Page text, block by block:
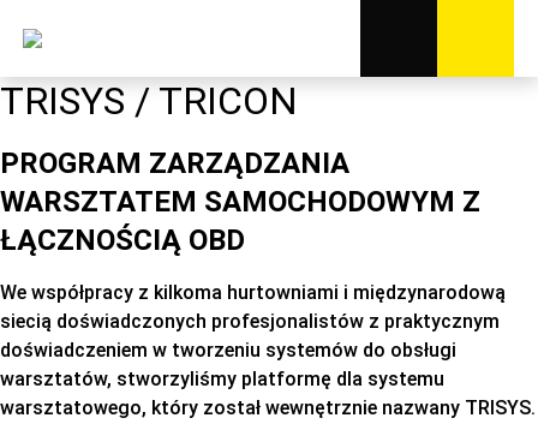
TRISYS / TRICON
PROGRAM ZARZĄDZANIA
WARSZTATEM SAMOCHODOWYM Z
ŁĄCZNOŚCIĄ OBD
We współpracy z kilkoma hurtowniami i międzynarodową
siecią doświadczonych profesjonalistów z praktycznym
doświadczeniem w tworzeniu systemów do obsługi
warsztatów, stworzyliśmy platformę dla systemu
warsztatowego, który został wewnętrznie nazwany TRISYS.